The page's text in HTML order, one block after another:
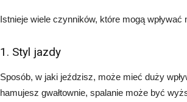
Istnieje wiele czynników, które mogą
1. Styl jazdy
Sposób, w jaki jeździsz, może mieć duży
hamujesz gwałtownie, spalanie może być